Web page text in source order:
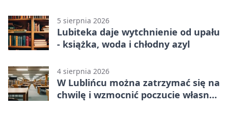
5 sierpnia 2026
Lubiteka daje wytchnienie od upału
- książka, woda i chłodny azyl
4 sierpnia 2026
W Lublińcu można zatrzymać się na
chwilę i wzmocnić poczucie własnej